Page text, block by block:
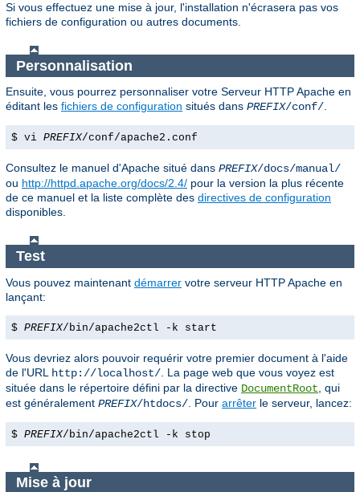
Si vous effectuez une mise à jour, l'installation n'écrasera pas vos
fichiers de configuration ou autres documents.
Personnalisation
Ensuite, vous pourrez personnaliser votre Serveur HTTP Apache en
éditant les fichiers de configuration situés dans PREFIX/conf/.
$ vi PREFIX/conf/apache2.conf
Consultez le manuel d'Apache situé dans PREFIX/docs/manual/
ou http://httpd.apache.org/docs/2.4/ pour la version la plus récente
de ce manuel et la liste complète des directives de configuration
disponibles.
Test
Vous pouvez maintenant démarrer votre serveur HTTP Apache en
lançant:
$ PREFIX/bin/apache2ctl -k start
Vous devriez alors pouvoir requérir votre premier document à l'aide
de l'URL
http://localhost/ . La page web que vous voyez est
située dans le répertoire défini par la directive DocumentRoot , qui
est généralement PREFIX/htdocs/ . Pour arrêter le serveur, lancez:
$ PREFIX/bin/apache2ctl -k stop
Mise à jour